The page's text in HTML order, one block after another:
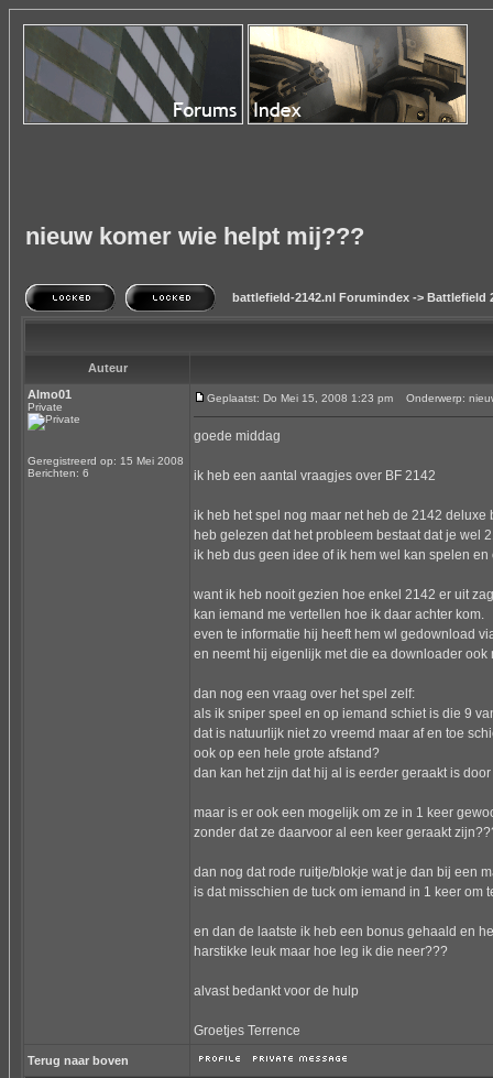
nieuw komer wie helpt mij???
battlefield-2142.nl Forumindex -> Battlefield
Auteur
Almo01
Private
Geregistreerd op: 15 Mei 2008
Berichten: 6
Geplaatst: Do Mei 15, 2008 1:23 pm Onderwerp:
goede middag
ik heb een aantal vraagjes over BF 2142
ik heb het spel nog maar net heb de 2142 deluxe
heb gelezen dat het probleem bestaat dat je wel
ik heb dus geen idee of ik hem wel kan spelen
want ik heb nooit gezien hoe enkel 2142 er uit
kan iemand me vertellen hoe ik daar achter kom.
even te informatie hij heeft hem wl gedownload
en neemt hij eigenlijk met die ea downloader ook
dan nog een vraag over het spel zelf:
als ik sniper speel en op iemand schiet is die 9
dat is natuurlijk niet zo vreemd maar af en toe
ook op een hele grote afstand?
dan kan het zijn dat hij al is eerder geraakt is
maar is er ook een mogelijk om ze in 1 keer
zonder dat ze daarvoor al een keer geraakt
dan nog dat rode ruitje/blokje wat je dan bij een
is dat misschien de tuck om iemand in 1 keer
en dan de laatste ik heb een bonus gehaald en
harstikke leuk maar hoe leg ik die neer???
alvast bedankt voor de hulp
Groetjes Terrence
Terug naar boven